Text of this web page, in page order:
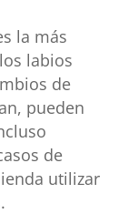
la más
labios
de
pueden
de
utilizar